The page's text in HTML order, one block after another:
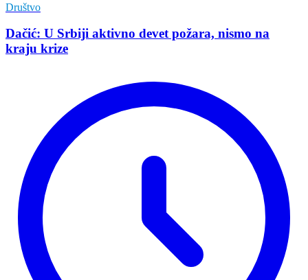
Društvo
Dačić: U Srbiji aktivno devet požara, nismo na
kraju krize